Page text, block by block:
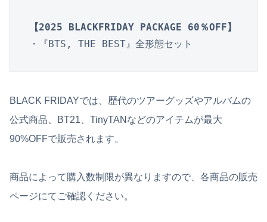
【2025 BLACKFRIDAY PACKAGE 60％OFF】
・『BTS, THE BEST』全形態セット
BLACK FRIDAYでは、歴代のツアーグッズやアルバムの
公式商品、BT21、TinyTANなどのアイテムが最大
90%OFFで販売されます。
商品によって購入数制限が異なりますので、各商品の販売
ページにてご確認ください。